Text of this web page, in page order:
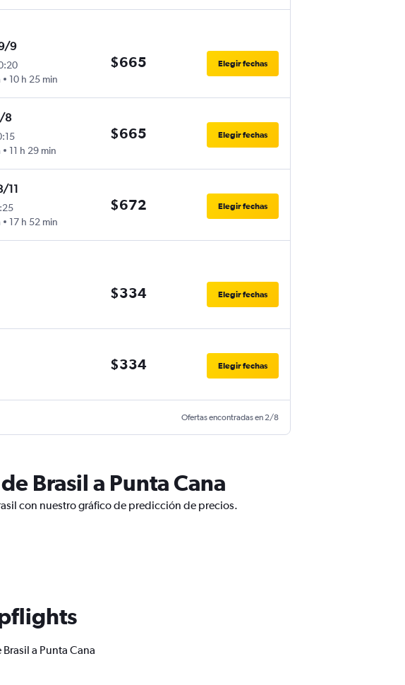
9
10 h 25 min
$665 Elegir fechas
8
11 h 29 min
$665 Elegir fechas
11
17 h 52 min
$672 Elegir fechas
$334 Elegir fechas
$334 Elegir fechas
Ofertas encontradas en 2/8
Brasil a Punta Cana
con nuestro gráfico de predicción de precios.
a Punta Cana